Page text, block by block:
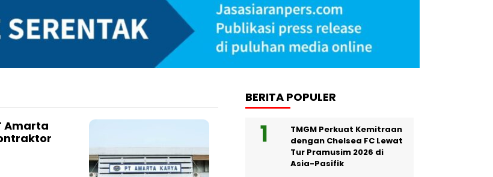
Amarta
BERITA POPULER
TMGM Perkuat Kemitraan
dengan Chelsea FC Lewat
Tur Pramusim 2026 di
Asia-Pasifik